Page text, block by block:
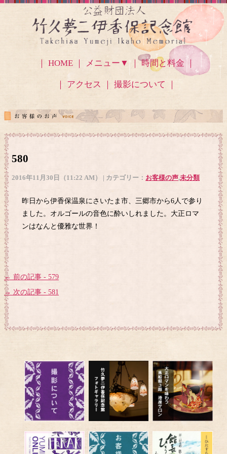
｜ HOME ｜ メニュー▼ ｜ 時間と料金 ｜
｜ アクセス ｜ 撮影について ｜
580
2016年11月30日（11:22 AM） | カテゴリー： お客様の声,未分類
昨日から伊香保温泉にさいたま市、三郷市から6人で参り
ました。オルゴールの音色に酔いしれました。大正ロマ
ンはなんと優雅な世界！
← 前の記事 - 579
→ 次の記事 - 581